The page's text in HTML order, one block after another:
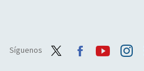
Síguenos